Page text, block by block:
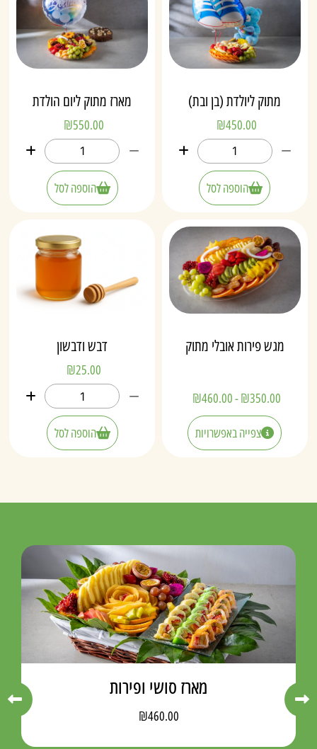
מתוק ליולדת (בן ובת)
₪450.00
הוספה לסל
מארז מתוק ליום הולדת
₪550.00
הוספה לסל
מגש פירות אובלי מתוק
₪350.00
-
₪460.00
צפייה באפשרויות
דבש ודבשון
₪25.00
הוספה לסל
מארז סושי ופירות
₪460.00